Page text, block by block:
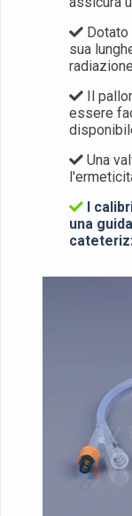
sua
Il
essere
Una
I
una